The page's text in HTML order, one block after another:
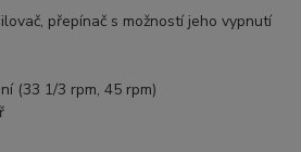
přepínač s možností jeho vypnutí
(33 1/3 rpm, 45 rpm)